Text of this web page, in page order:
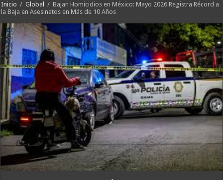
Inicio / Global / Bajan Homicidios en México: Mayo 2026 Registra Récord a
la Baja en Asesinatos en Más de 10 Años